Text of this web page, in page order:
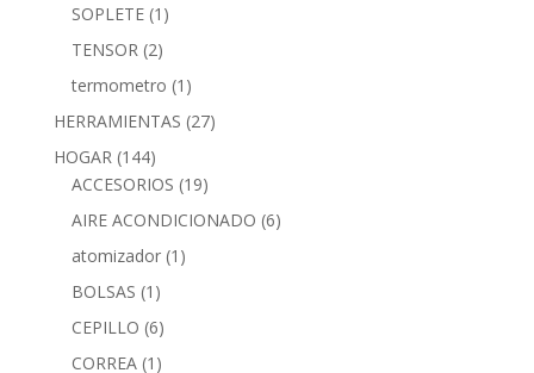
SOPLETE (1)
TENSOR (2)
termometro (1)
HERRAMIENTAS (27)
HOGAR (144)
ACCESORIOS (19)
AIRE ACONDICIONADO (6)
atomizador (1)
BOLSAS (1)
CEPILLO (6)
CORREA (1)